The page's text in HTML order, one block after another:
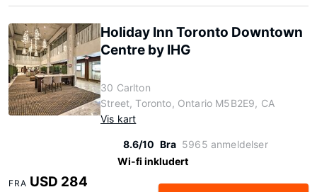
Holiday Inn Toronto Downtown
Centre by IHG
30 Carlton
Street, Toronto, Ontario M5B2E9, CA
Vis kart
8.6/10 Bra 5965 anmeldelser
Wi-fi inkludert
FRA USD 284